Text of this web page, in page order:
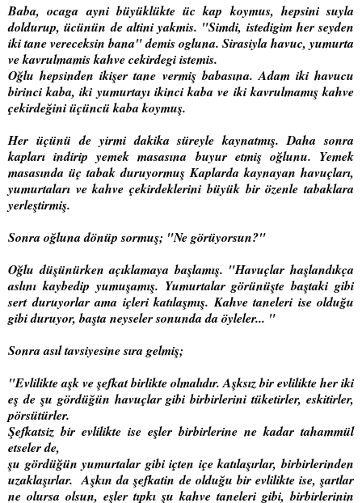
Baba, ocaga ayni büyüklükte üc kap koymus, hepsini suyla
doldurup, ücünün de altini yakmis. "Simdi, istedigim her seyden
iki tane vereceksin bana" demis ogluna. Sirasiyla havuc, yumurta
ve kavrulmamis kahve cekirdegi istemis.
Oğlu hepsinden ikişer tane vermiş babasına. Adam iki havucu
birinci kaba, iki yumurtayı ikinci kaba ve iki kavrulmamış kahve
çekirdeğini üçüncü kaba koymuş.
Her üçünü de yirmi dakika süreyle kaynatmış. Daha sonra
kapları indirip yemek masasına buyur etmiş oğlunu. Yemek
masasında üç tabak duruyormuş Kaplarda kaynayan havuçları,
yumurtaları ve kahve çekirdeklerini büyük bir özenle tabaklara
yerleştirmiş.
Sonra oğluna dönüp sormuş; "Ne görüyorsun?"
Oğlu düşünürken açıklamaya başlamış. "Havuçlar haşlandıkça
aslını kaybedip yumuşamış. Yumurtalar görünüşte baştaki gibi
sert duruyorlar ama içleri katılaşmış. Kahve taneleri ise olduğu
gibi duruyor, başta neyseler sonunda da öyleler... "
Sonra asıl tavsiyesine sıra gelmiş;
"Evlilikte aşk ve şefkat birlikte olmalıdır.Aşksız bir evlilikte her iki
eş de şu gördüğün havuçlar gibi birbirlerini tüketirler, eskitirler,
pörsütürler.
Şefkatsiz bir evlilikte ise eşler birbirlerine ne kadar tahammül
etseler de,
şu gördüğün yumurtalar gibi içten içe katılaşırlar, birbirlerinden
uzaklaşırlar.Aşkın da şefkatin de olduğu bir evlilikte ise, şartlar
ne olursa olsun, eşler tıpkı şu kahve taneleri gibi, birbirlerinin